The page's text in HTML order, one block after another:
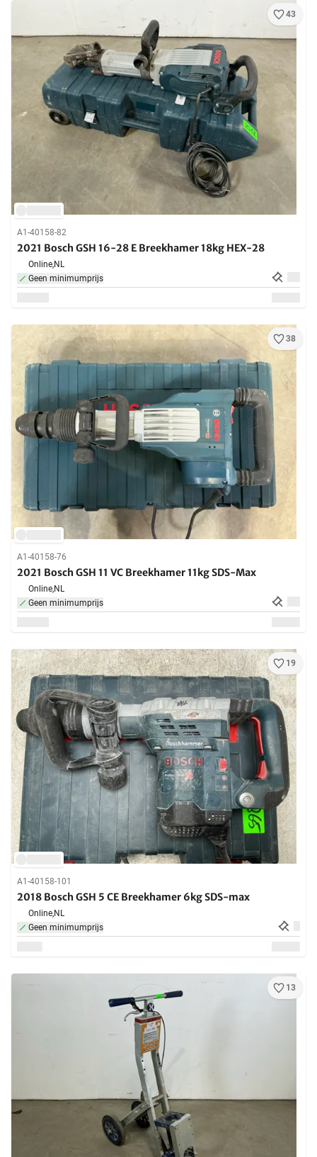
43
A1-40158-82
2021 Bosch GSH 16-28 E Breekhamer 18kg HEX-28
Online,NL
Geen minimumprijs
38
A1-40158-76
2021 Bosch GSH 11 VC Breekhamer 11kg SDS-Max
Online,NL
Geen minimumprijs
19
A1-40158-101
2018 Bosch GSH 5 CE Breekhamer 6kg SDS-max
Online,NL
Geen minimumprijs
13